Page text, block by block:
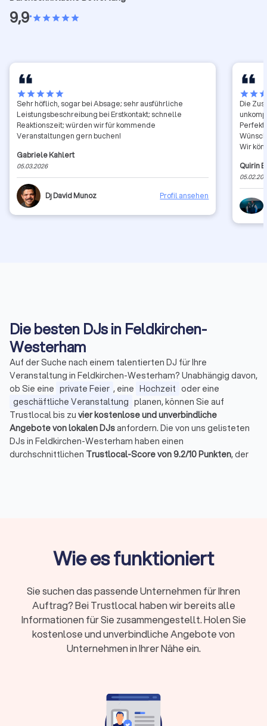
9,9•starstarstarstarstar
starstarstarstarstar
Sehr höflich, sogar bei Absage; sehr ausführliche
Leistungsbeschreibung bei Erstkontakt; schnelle
Reaktionszeit; würden wir für kommende
Veranstaltungen gern buchen!
Gabriele Kahlert
05.03.2026
Dj David Munoz Profil ansehen
starstar
Die
Wir
Quirin
Die besten DJs in Feldkirchen-
Westerham
Auf der Suche nach einem talentierten DJ für Ihre
Veranstaltung in Feldkirchen-Westerham? Unabhängig davon,
ob Sie eine private Feier , eine Hochzeit oder eine
geschäftliche Veranstaltung planen, können Sie auf
Trustlocal bis zu vier kostenlose und unverbindliche
Angebote von lokalen DJsanfordern. Die von uns gelisteten
DJs in Feldkirchen-Westerham haben einen
durchschnittlichen Trustlocal-Score von 9.2/10 Punkten, der
Abkürzung „DJ" bedeutet. DJ steht für „Diskjockey"und
bezeichnet einen Künstler, der Musik auflegt und mischt. Das
nahtlose Übergänge zwischen den Tracks zu schaffen.
Neben dem klassischen Auflegen bietet ein DJ in
Feldkirchen-Westerham häufig auch folgende Leistungen an:
individuelle Playlists
Wie es funktioniert
Sie suchen das passende Unternehmen für Ihren
Auftrag? Bei Trustlocal haben wir bereits alle
Informationen für Sie zusammengestellt. Holen Sie
kostenlose und unverbindliche Angebote von
Unternehmen in Ihrer Nähe ein.